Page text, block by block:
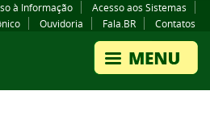
à Informação
Acesso aos Sistemas
Ouvidoria Fala.BR Contatos